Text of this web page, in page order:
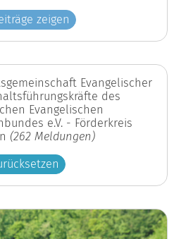
zeigen
Evangelischer
des
Evangelischen
e.V. - Förderkreis
(262 Meldungen)